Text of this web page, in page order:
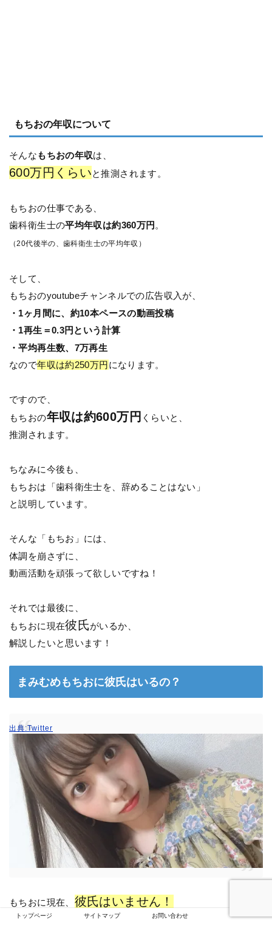
もちおの年収について
そんなもちおの年収は、
600万円くらいと推測されます。
もちおの仕事である、
歯科衛生士の平均年収は約360万円。
（20代後半の、歯科衛生士の平均年収）
そして、
もちおのyoutubeチャンネルでの広告収入が、
・1ヶ月間に、約10本ペースの動画投稿
・1再生＝0.3円という計算
・平均再生数、7万再生
なので年収は約250万円になります。
ですので、
もちおの年収は約600万円 くらいと、
推測されます。
ちなみに今後も、
もちおは「歯科衛生士を、辞めることはない」
と説明しています。
そんな「もちお」には、
体調を崩さずに、
動画活動を頑張って欲しいですね！
それでは最後に、
もちおに現在彼氏がいるか、
解説したいと思います！
まみむめもちおに彼氏はいるの？
出典:Twitter
もちおに現在、 彼氏はいません！
トップページ サイトマップ お問い合わせ